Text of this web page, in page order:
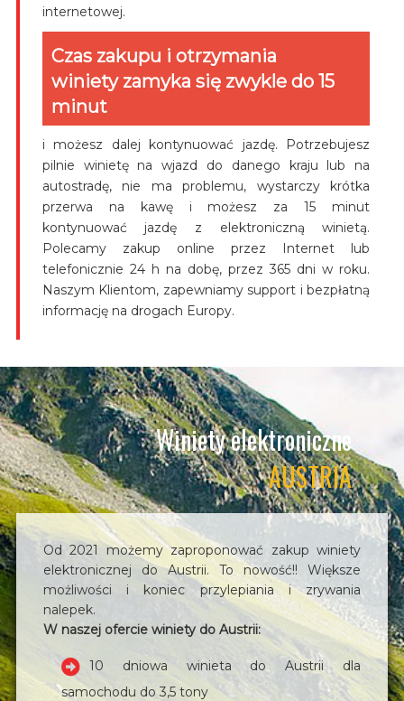
internetowej.
Czas zakupu i otrzymania
winiety zamyka się zwykle do 15
minut
i możesz dalej kontynuować jazdę. Potrzebujesz
pilnie winietę na wjazd do danego kraju lub na
autostradę, nie ma problemu, wystarczy krótka
przerwa na kawę i możesz za 15 minut
kontynuować jazdę z elektroniczną winietą.
Polecamy zakup online przez Internet lub
telefonicznie 24 h na dobę, przez 365 dni w roku.
Naszym Klientom, zapewniamy support i bezpłatną
informację na drogach Europy.
Winiety elektroniczne
AUSTRIA
Od 2021 możemy zaproponować zakup winiety
elektronicznej do Austrii. To nowość!! Większe
możliwości i koniec przylepiania i zrywania
nalepek.
W naszej ofercie winiety do Austrii:
10 dniowa winieta do Austrii dla
samochodu do 3,5 tony